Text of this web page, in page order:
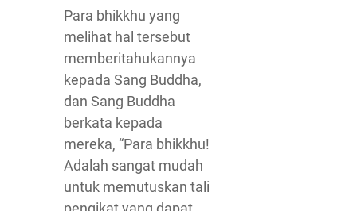
Para bhikkhu yang
melihat hal tersebut
memberitahukannya
kepada Sang Buddha,
dan Sang Buddha
berkata kepada
mereka, “Para bhikkhu!
Adalah sangat mudah
untuk memutuskan tali